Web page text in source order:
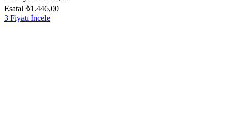
Esatal ₺1.446,00
3 Fiyatı İncele